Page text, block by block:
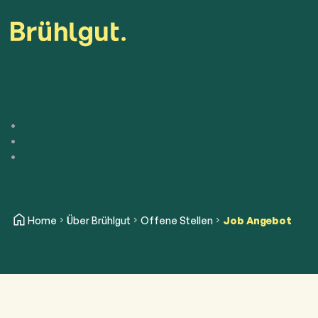
Home Über Brühlgut Offene Stellen Job Angebot